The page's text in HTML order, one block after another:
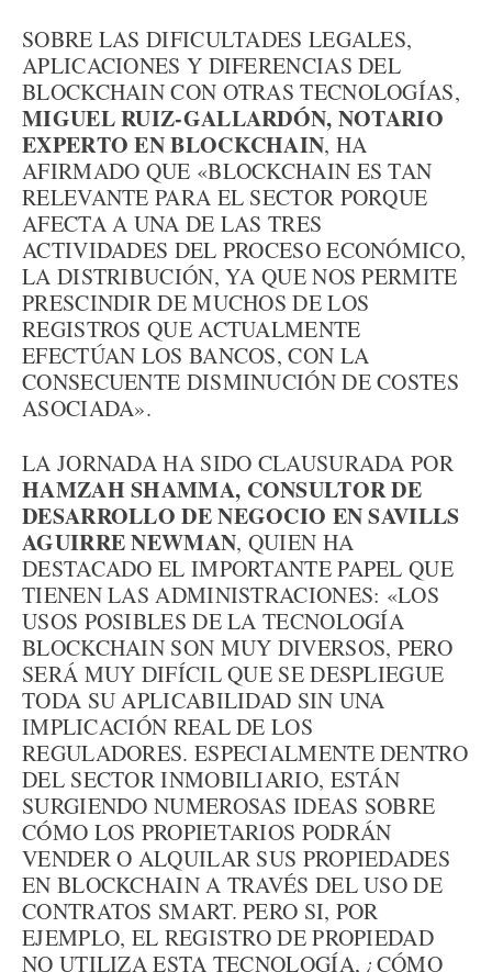
SOBRE LAS DIFICULTADES LEGALES,
APLICACIONES Y DIFERENCIAS DEL
BLOCKCHAIN CON OTRAS TECNOLOGÍAS,
MIGUEL RUIZ-GALLARDÓN, NOTARIO
EXPERTO EN BLOCKCHAIN, HA
AFIRMADO QUE «BLOCKCHAIN ES TAN
RELEVANTE PARA EL SECTOR PORQUE
AFECTA A UNA DE LAS TRES
ACTIVIDADES DEL PROCESO ECONÓMICO,
LA DISTRIBUCIÓN, YA QUE NOS PERMITE
PRESCINDIR DE MUCHOS DE LOS
REGISTROS QUE ACTUALMENTE
EFECTÚAN LOS BANCOS, CON LA
CONSECUENTE DISMINUCIÓN DE COSTES
ASOCIADA».
LA JORNADA HA SIDO CLAUSURADA POR
HAMZAH SHAMMA, CONSULTOR DE
DESARROLLO DE NEGOCIO EN SAVILLS
AGUIRRE NEWMAN, QUIEN HA
DESTACADO EL IMPORTANTE PAPEL QUE
TIENEN LAS ADMINISTRACIONES: «LOS
USOS POSIBLES DE LA TECNOLOGÍA
BLOCKCHAIN SON MUY DIVERSOS, PERO
SERÁ MUY DIFÍCIL QUE SE DESPLIEGUE
TODA SU APLICABILIDAD SIN UNA
IMPLICACIÓN REAL DE LOS
REGULADORES. ESPECIALMENTE DENTRO
DEL SECTOR INMOBILIARIO, ESTÁN
SURGIENDO NUMEROSAS IDEAS SOBRE
CÓMO LOS PROPIETARIOS PODRÁN
VENDER O ALQUILAR SUS PROPIEDADES
EN BLOCKCHAIN A TRAVÉS DEL USO DE
CONTRATOS SMART. PERO SI, POR
EJEMPLO, EL REGISTRO DE PROPIEDAD
NO UTILIZA ESTA TECNOLOGÍA, ¿CÓMO